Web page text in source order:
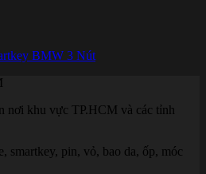
BMW 3 Nút
nơi khu vực TP.HCM và các tỉnh
smartkey, pin, vỏ, bao da, ốp, móc